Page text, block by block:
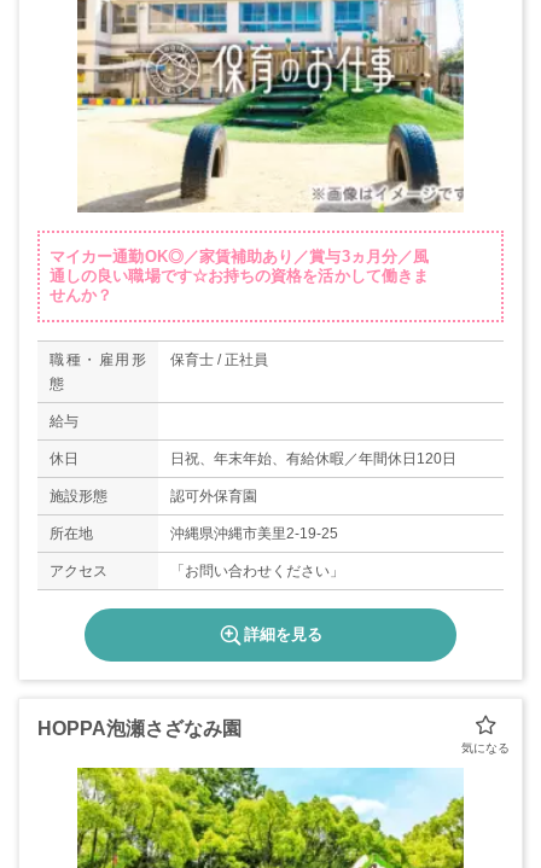
マイカー通勤OK◎／家賃補助あり／賞与3ヵ月分／風
通しの良い職場です☆お持ちの資格を活かして働きま
せんか？
職種・雇用形
態
保育士 / 正社員
給与
休日 日祝、年末年始、有給休暇／年間休日120日
施設形態 認可外保育園
所在地 沖縄県沖縄市美里2-19-25
アクセス 「お問い合わせください」
詳細を見る
HOPPA泡瀬さざなみ園